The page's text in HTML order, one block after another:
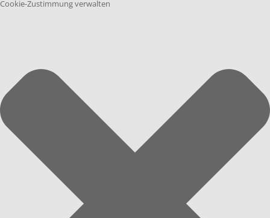
Cookie-Zustimmung verwalten